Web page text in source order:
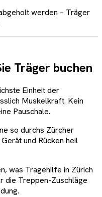
werden – Träger
Träger buchen
Einheit der
Muskelkraft. Kein
Pauschale.
so durchs Zürcher
und Rücken heil
was Tragehilfe in Zürich
die Treppen-Zuschläge